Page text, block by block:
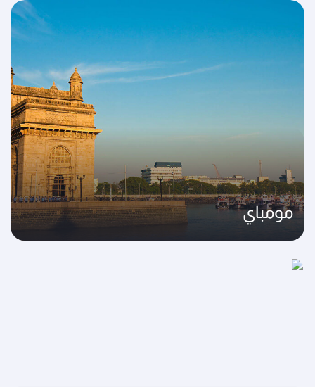
مومباي